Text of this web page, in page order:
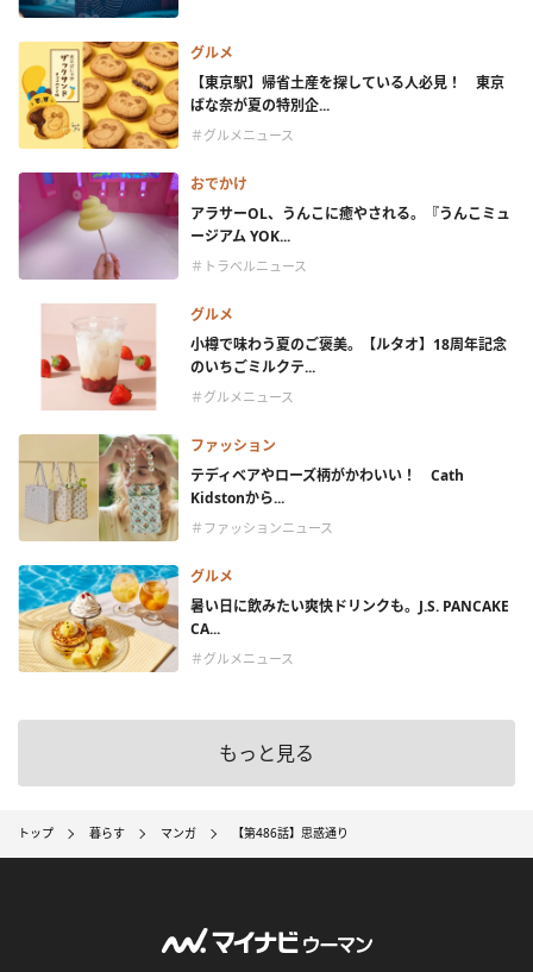
グルメ
【東京駅】帰省土産を探している人必見！ 東京
ばな奈が夏の特別企...
＃グルメニュース
おでかけ
アラサーOL、うんこに癒やされる。『うんこミュ
ージアム YOK...
＃トラベルニュース
グルメ
小樽で味わう夏のご褒美。【ルタオ】18周年記念
のいちごミルクテ...
＃グルメニュース
ファッション
テディベアやローズ柄がかわいい！ Cath
Kidstonから...
＃ファッションニュース
グルメ
暑い日に飲みたい爽快ドリンクも。J.S. PANCAKE
CA...
＃グルメニュース
もっと見る
トップ 暮らす マンガ 【第486話】思惑通り